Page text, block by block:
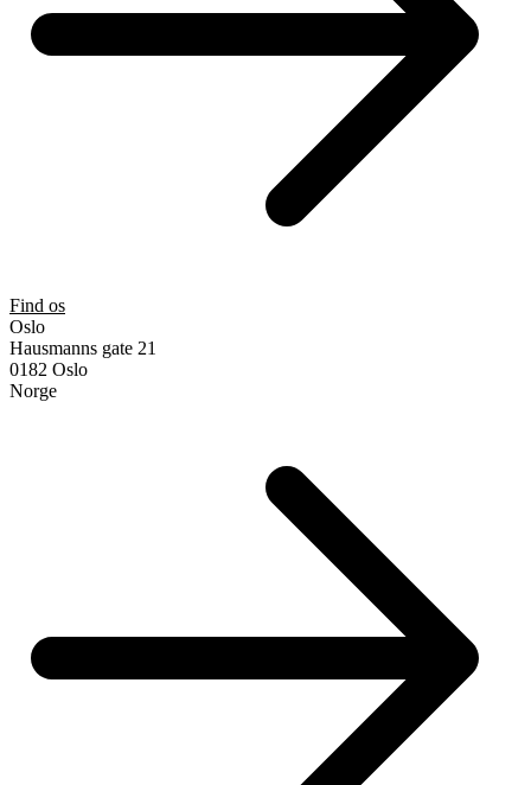
Find os
Oslo
Hausmanns gate 21
0182 Oslo
Norge